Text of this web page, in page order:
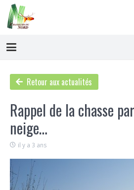
Retour aux actualités
Rappel de la chasse
neige…
il y a 3 ans